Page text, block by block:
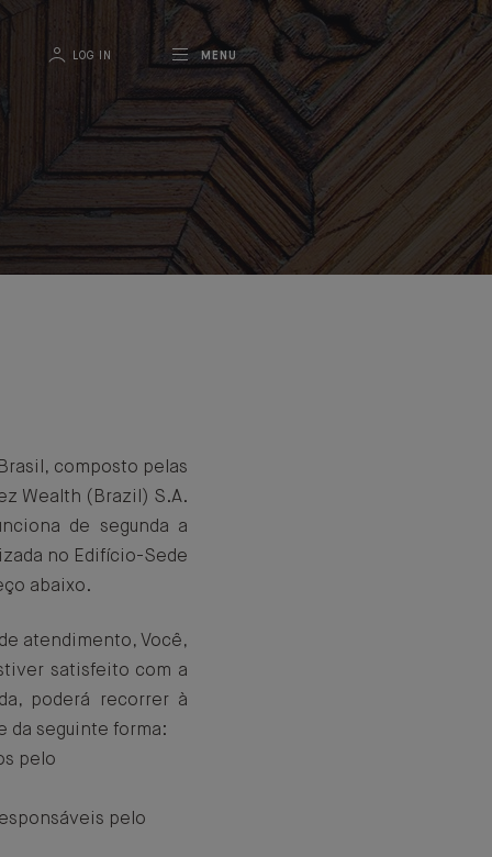
LOG IN MENU
composto pelas
Wealth (Brazil) S.A.
de segunda a
no Edifício-Sede
abaixo.
atendimento, Você,
satisfeito com a
poderá recorrer à
da seguinte forma:
pelo
pelo